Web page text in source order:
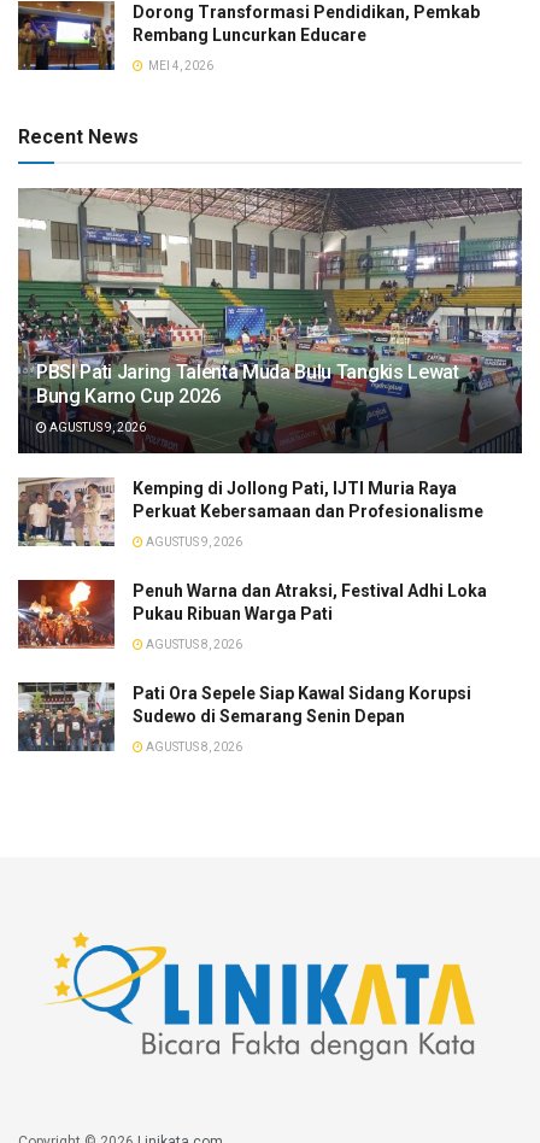
Dorong Transformasi Pendidikan, Pemkab
Rembang Luncurkan Educare
MEI 4, 2026
Recent News
PBSI Pati Jaring Talenta Muda Bulu Tangkis Lewat
Bung Karno Cup 2026
AGUSTUS 9, 2026
​Kemping di Jollong Pati, IJTI Muria Raya
Perkuat Kebersamaan dan Profesionalisme
AGUSTUS 9, 2026
Penuh Warna dan Atraksi, Festival Adhi Loka
Pukau Ribuan Warga Pati
AGUSTUS 8, 2026
Pati Ora Sepele Siap Kawal Sidang Korupsi
Sudewo di Semarang Senin Depan
AGUSTUS 8, 2026